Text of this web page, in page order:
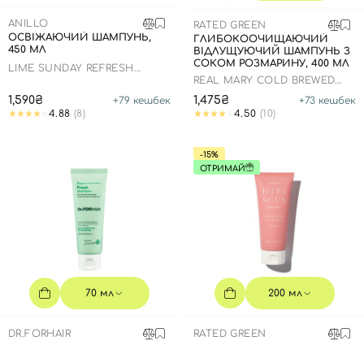
Креми для тіла з SPF
Мініатюри
Карбоксітерапія
Бʼюті гаджети
Автозасмага
Шия і декольте
Спеціальний догляд
Для дітей
Для чоловіків
Дезодоранти
Засоби для інтимної гігієни
Автозасмага для тіла
ANILLO
ОСВІЖАЮЧИЙ ШАМПУНЬ,
450 МЛ
LIME SUNDAY REFRESH
1,590₴ +79 кешбек
4.88 (8)
RATED GREEN
ГЛИБОКООЧИЩАЮЧИЙ
ВІДЛУЩУЮЧИЙ ШАМПУНЬ З
СОКОМ РОЗМАРИНУ, 400 МЛ
REAL MARY COLD BREWED
SCALP SHAMPOO
1,475₴ +73 кешбек
4.50 (10)
70 мл
DR.FORHAIR
-15%
ОТРИМАЙ
200 мл
RATED GREEN